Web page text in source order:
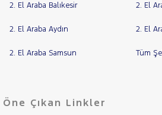
2. El Araba Balıkesir 2. El
2. El Araba Aydın 2. El
2. El Araba Samsun Tüm
Öne Çıkan Linkler